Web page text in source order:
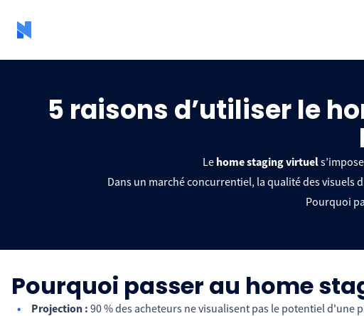
5 raisons d’utiliser le
Le home staging virtuel
Dans un marché concurrentiel, la qualité des
Pourquoi
Pourquoi passer au home
Projection : 90 % des acheteurs ne visualisent pas le potentiel d'une